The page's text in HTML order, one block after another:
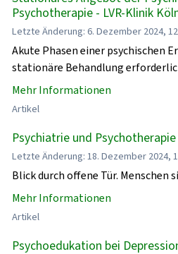
Psychotherapie - LVR-Klinik
Letzte Änderung: 6. Dezember 2024,
Akute Phasen einer psychischen
stationäre Behandlung
Mehr Informationen
Artikel
Psychiatrie und Psychotherapie
Letzte Änderung: 18. Dezember 2024,
Blick durch offene Tür. Menschen
Mehr Informationen
Artikel
Psychoedukation bei